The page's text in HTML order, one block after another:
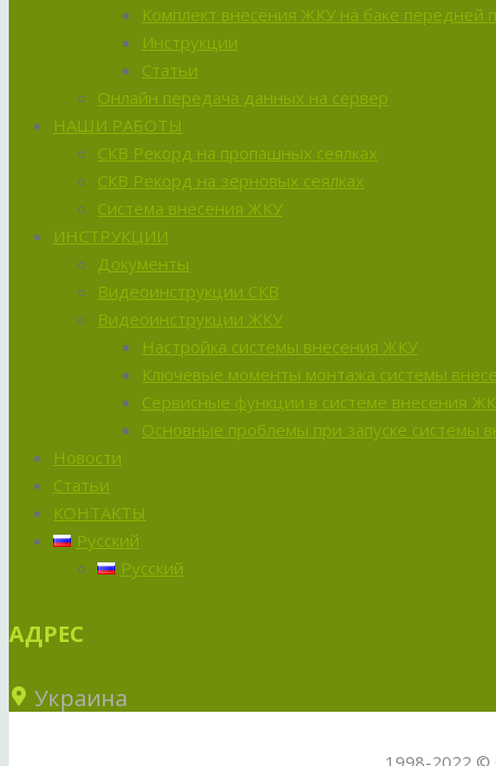
Комплект внесения ЖКУ на баке передней
Инструкции
Статьи
Онлайн передача данных на сервер
НАШИ РАБОТЫ
СКВ Рекорд на пропашных сеялках
СКВ Рекорд на зерновых сеялках
Система внесения ЖКУ
ИНСТРУКЦИИ
Документы
Видеоинструкции СКВ
Видеоинструкции ЖКУ
Настройка системы внесения ЖКУ
Ключевые моменты монтажа системы
Сервисные функции в системе внесения
Основные проблемы при запуске системы
Новости
Статьи
КОНТАКТЫ
Русский
Русский
АДРЕС
Украина